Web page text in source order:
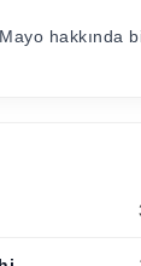
hakkında